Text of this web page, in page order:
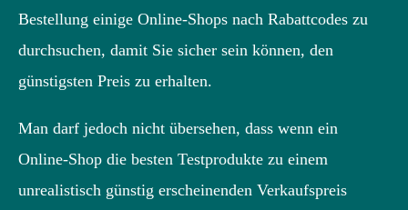
Bestellung einige Online-Shops nach Rabattcodes zu
durchsuchen, damit Sie sicher sein können, den
günstigsten Preis zu erhalten.
Man darf jedoch nicht übersehen, dass wenn ein
Online-Shop die besten Testprodukte zu einem
unrealistisch günstig erscheinenden Verkaufspreis